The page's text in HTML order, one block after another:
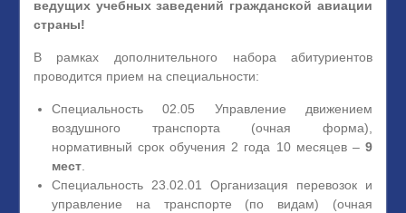
ведущих учебных заведений гражданской авиации
страны!
В рамках дополнительного набора абитуриентов
проводится прием на специальности:
Специальность 02.05 Управление движением
воздушного транспорта (очная форма),
нормативный срок обучения 2 года 10 месяцев –9
мест.
Специальность 23.02.01 Организация перевозок и
управление на транспорте (по видам) (очная